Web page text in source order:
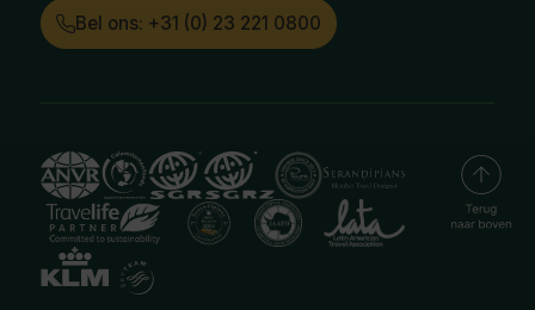
Bel ons: +31 (0) 23 221 0800